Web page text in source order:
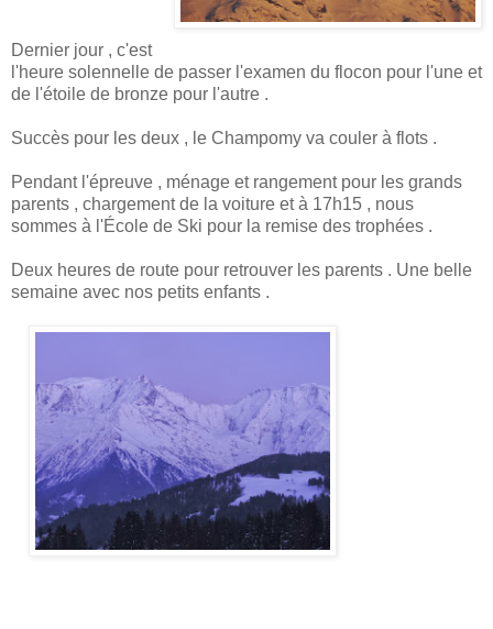
Dernier jour , c'est
l'heure solennelle de passer l'examen du flocon pour l'une et
de l'étoile de bronze pour l'autre .
Succès pour les deux , le Champomy va couler à flots .
Pendant l'épreuve , ménage et rangement pour les grands
parents , chargement de la voiture et à 17h15 , nous
sommes à l'École de Ski pour la remise des trophées .
Deux heures de route pour retrouver les parents . Une belle
semaine avec nos petits enfants .